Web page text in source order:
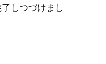
しつづけまし